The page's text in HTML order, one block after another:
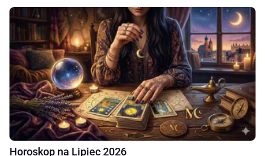
Horoskop na Lipiec 2026